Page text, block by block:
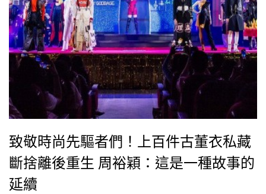
致敬時尚先驅者們！上百件古董衣私藏
斷捨離後重生 周裕穎：這是一種故事的
延續